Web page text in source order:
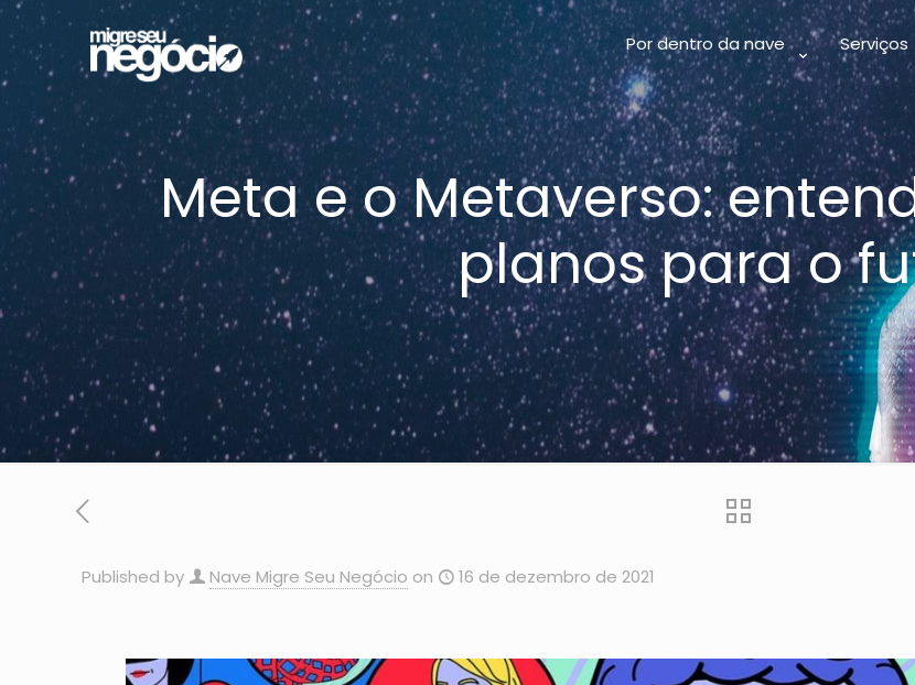
Por dentro da nave Serviços
Meta e o Metaverso:
planos para o
Published by Nave Migre Seu Negócio on 16 de dezembro de 2021